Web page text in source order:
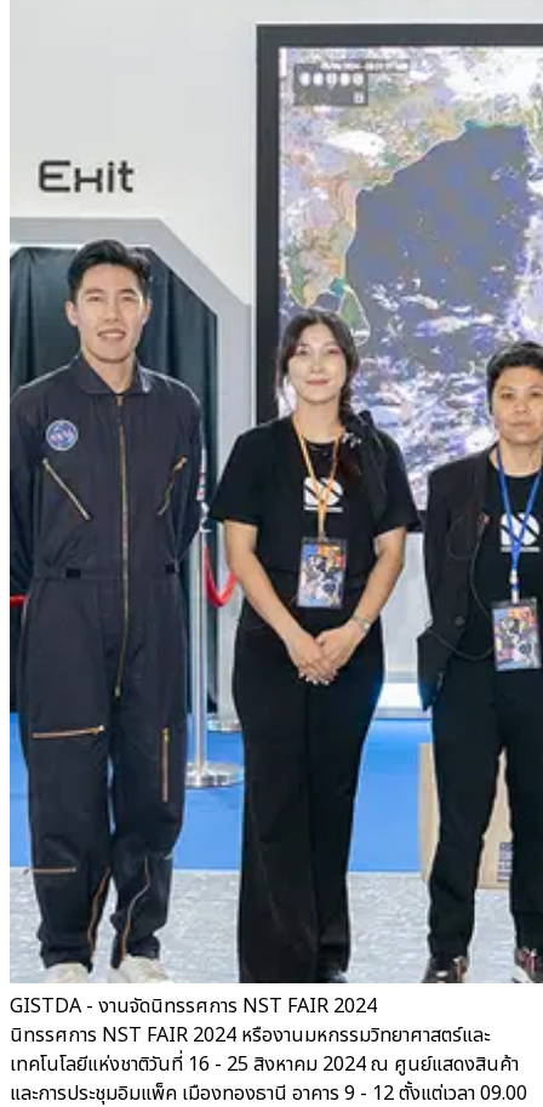
GISTDA - งานจัดนิทรรศการ NST FAIR 2024
นิทรรศการ NST FAIR 2024 หรืองานมหกรรมวิทยาศาสตร์และ
เทคโนโลยีแห่งชาติวันที่ 16 - 25 สิงหาคม 2024 ณ ศูนย์แสดงสินค้า
และการประชุมอิมแพ็ค เมืองทองธานี อาคาร 9 - 12 ตั้งแต่เวลา 09.00